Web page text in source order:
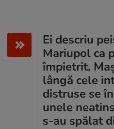
Ei descriu
Mariupol ca
împietrit.
lângă cele
distruse se
unele
s-au spălat